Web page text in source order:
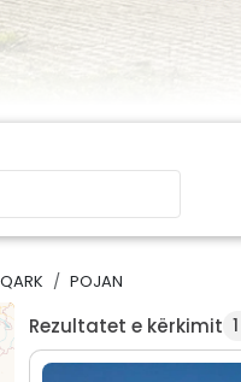
POJAN
Rezultatet e kërkimit